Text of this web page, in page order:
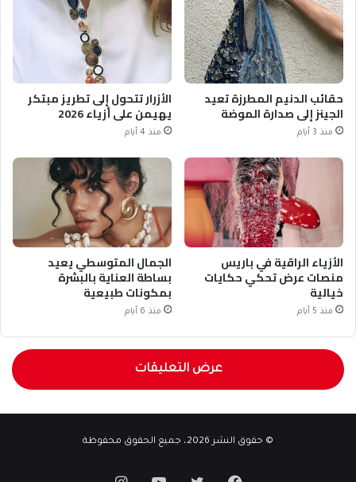
حقائب الدنيم المطرزة تعيد
الجينز إلى صدارة الموضة
منذ 3 أيام
الأزرار تتحول إلى تطريز مبتكر
يهيمن على أزياء 2026
منذ 4 أيام
الأزياء الراقية في باريس
منصات عرض تحكي حكايات
خيالية
منذ 5 أيام
الجمال المتوسطي يعيد
بساطة العناية بالبشرة
بمكونات طبيعية
منذ 6 أيام
عرض التعليقات
© حقوق النشر 2026، جميع الحقوق محفوظة